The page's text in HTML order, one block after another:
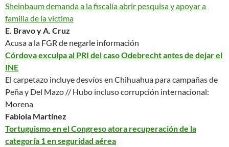
Sheinbaum demanda a la fiscalía abrir pesquisa y apoyar a
familia de la víctima
E. Bravo y A. Cruz
Acusa a la FGR de negarle información
Córdova exculpa al PRI del caso Odebrecht antes de dejar el
INE
El carpetazo incluye desvíos en Chihuahua para campañas de
Peña y Del Mazo // Hubo incluso corrupción internacional:
Morena
Fabiola Martínez
Tortuguismo en el Congreso atora recuperación de la
categoría 1 en seguridad aérea